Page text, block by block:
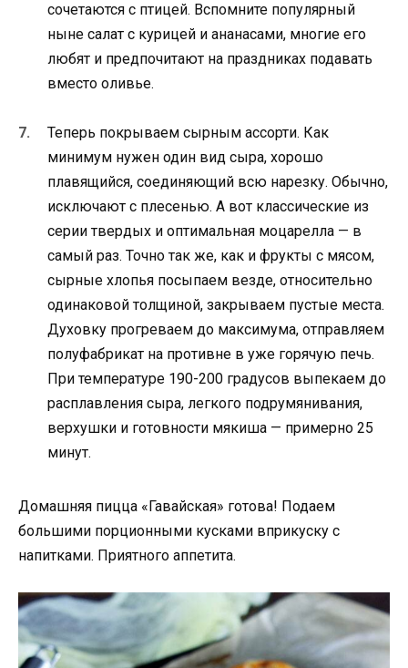
сочетаются с птицей. Вспомните популярный
ныне салат с курицей и ананасами, многие его
любят и предпочитают на праздниках подавать
вместо оливье.
Теперь покрываем сырным ассорти. Как
минимум нужен один вид сыра, хорошо
плавящийся, соединяющий всю нарезку. Обычно,
исключают с плесенью. А вот классические из
серии твердых и оптимальная моцарелла — в
самый раз. Точно так же, как и фрукты с мясом,
сырные хлопья посыпаем везде, относительно
одинаковой толщиной, закрываем пустые места.
Духовку прогреваем до максимума, отправляем
полуфабрикат на противне в уже горячую печь.
При температуре 190-200 градусов выпекаем до
расплавления сыра, легкого подрумянивания,
верхушки и готовности мякиша — примерно 25
минут.
Домашняя пицца «Гавайская» готова! Подаем
большими порционными кусками вприкуску с
напитками. Приятного аппетита.